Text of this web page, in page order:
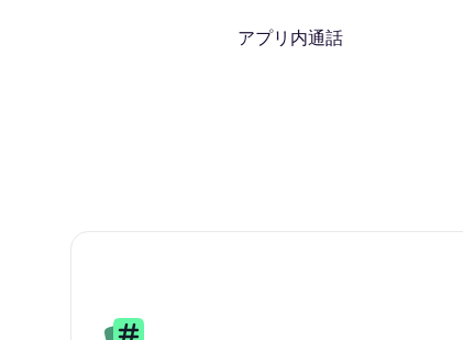
アプリ内通話